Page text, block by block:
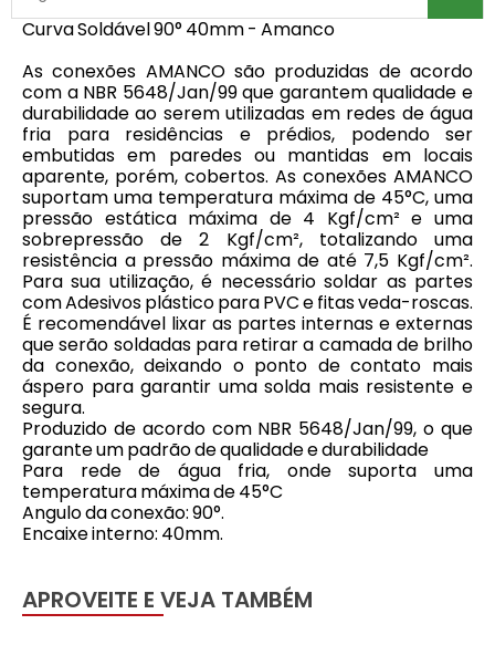
Curva Soldável 90° 40mm - Amanco
As conexões AMANCO são produzidas de acordo
com a NBR 5648/Jan/99 que garantem qualidade e
durabilidade ao serem utilizadas em redes de água
fria para residências e prédios, podendo ser
embutidas em paredes ou mantidas em locais
aparente, porém, cobertos. As conexões AMANCO
suportam uma temperatura máxima de 45°C, uma
pressão estática máxima de 4 Kgf/cm² e uma
sobrepressão de 2 Kgf/cm², totalizando uma
resistência a pressão máxima de até 7,5 Kgf/cm².
Para sua utilização, é necessário soldar as partes
com Adesivos plástico para PVC e fitas veda-roscas.
É recomendável lixar as partes internas e externas
que serão soldadas para retirar a camada de brilho
da conexão, deixando o ponto de contato mais
áspero para garantir uma solda mais resistente e
segura.
Produzido de acordo com NBR 5648/Jan/99, o que
garante um padrão de qualidade e durabilidade
Para rede de água fria, onde suporta uma
temperatura máxima de 45°C
Angulo da conexão: 90°.
Encaixe interno: 40mm.
APROVEITE E VEJA TAMBÉM